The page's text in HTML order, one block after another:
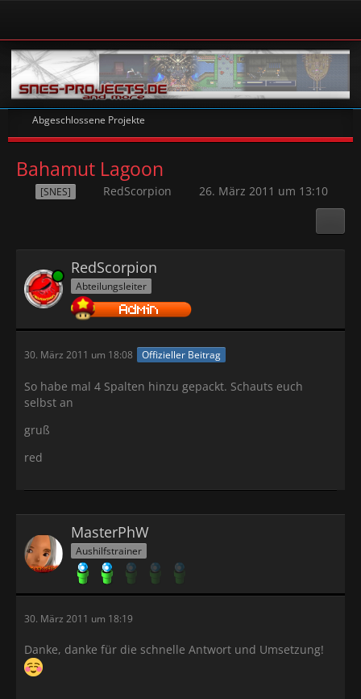
Abgeschlossene Projekte
Bahamut Lagoon
[SNES] RedScorpion 26. März 2011 um 13:10
Online RedScorpion
Abteilungsleiter
30. März 2011 um 18:08 Offizieller Beitrag
So habe mal 4 Spalten hinzu gepackt. Schauts euch
selbst an
gruß
red
MasterPhW
Aushilfstrainer
30. März 2011 um 18:19
Danke, danke für die schnelle Antwort und Umsetzung!